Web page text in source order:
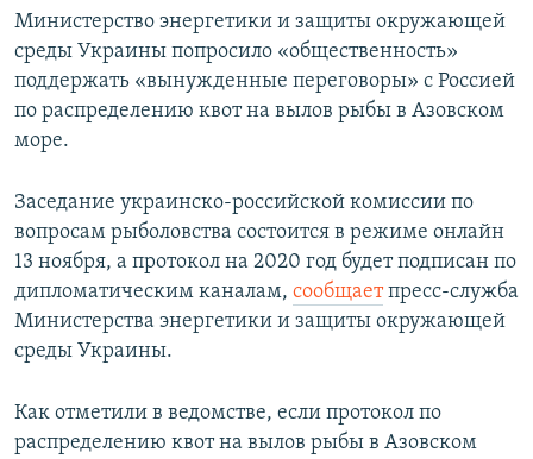
Министерство энергетики и защиты окружающей
среды Украины попросило «общественность»
поддержать «вынужденные переговоры» с Россией
по распределению квот на вылов рыбы в Азовском
море.
Заседание украинско-российской комиссии по
вопросам рыболовства состоится в режиме онлайн
13 ноября, а протокол на 2020 год будет подписан по
дипломатическим каналам, сообщаетпресс-служба
Министерства энергетики и защиты окружающей
среды Украины.
Как отметили в ведомстве, если протокол по
распределению квот на вылов рыбы в Азовском